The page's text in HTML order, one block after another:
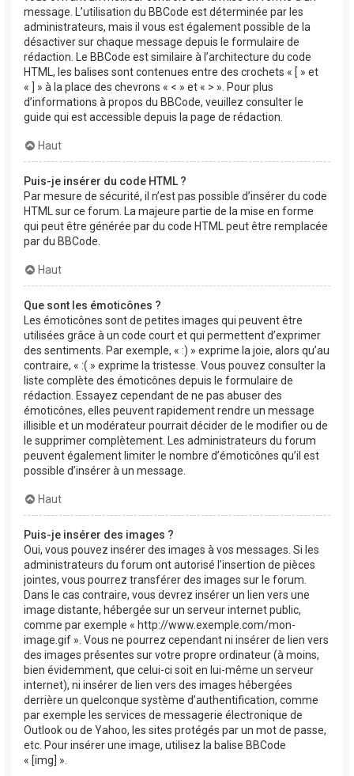
message. L’utilisation du BBCode est déterminée par les
administrateurs, mais il vous est également possible de la
désactiver sur chaque message depuis le formulaire de
rédaction. Le BBCode est similaire à l’architecture du code
HTML, les balises sont contenues entre des crochets « [ » et
« ] » à la place des chevrons « < » et « > ». Pour plus
d’informations à propos du BBCode, veuillez consulter le
guide qui est accessible depuis la page de rédaction.
Haut
Puis-je insérer du code HTML ?
Par mesure de sécurité, il n’est pas possible d’insérer du code
HTML sur ce forum. La majeure partie de la mise en forme
qui peut être générée par du code HTML peut être remplacée
par du BBCode.
Haut
Que sont les émoticônes ?
Les émoticônes sont de petites images qui peuvent être
utilisées grâce à un code court et qui permettent d’exprimer
des sentiments. Par exemple, « :) » exprime la joie, alors qu’au
contraire, « :( » exprime la tristesse. Vous pouvez consulter la
liste complète des émoticônes depuis le formulaire de
rédaction. Essayez cependant de ne pas abuser des
émoticônes, elles peuvent rapidement rendre un message
illisible et un modérateur pourrait décider de le modifier ou de
le supprimer complètement. Les administrateurs du forum
peuvent également limiter le nombre d’émoticônes qu’il est
possible d’insérer à un message.
Haut
Puis-je insérer des images ?
Oui, vous pouvez insérer des images à vos messages. Si les
administrateurs du forum ont autorisé l’insertion de pièces
jointes, vous pourrez transférer des images sur le forum.
Dans le cas contraire, vous devrez insérer un lien vers une
image distante, hébergée sur un serveur internet public,
comme par exemple « http://www.exemple.com/mon-
image.gif ». Vous ne pourrez cependant ni insérer de lien vers
des images présentes sur votre propre ordinateur (à moins,
bien évidemment, que celui-ci soit en lui-même un serveur
internet), ni insérer de lien vers des images hébergées
derrière un quelconque système d’authentification, comme
par exemple les services de messagerie électronique de
Outlook ou de Yahoo, les sites protégés par un mot de passe,
etc. Pour insérer une image, utilisez la balise BBCode
« [img] ».